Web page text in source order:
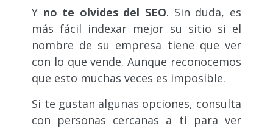
Y no te olvides del SEO. Sin duda, es
más fácil indexar mejor su sitio si el
nombre de su empresa tiene que ver
con lo que vende. Aunque reconocemos
que esto muchas veces es imposible.
Si te gustan algunas opciones, consulta
con personas cercanas a ti para ver